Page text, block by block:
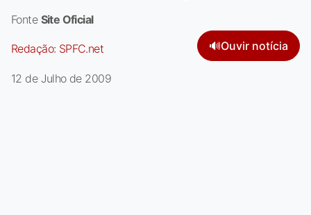
Fonte Site Oficial
Redação: SPFC.net 🔊Ouvir notícia
12 de Julho de 2009